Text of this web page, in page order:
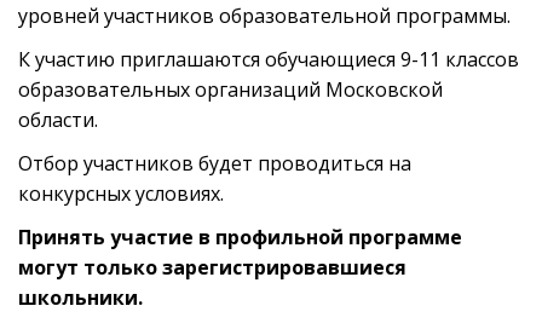
уровней участников образовательной программы.
К участию приглашаются обучающиеся 9-11 классов
образовательных организаций Московской
области.
Отбор участников будет проводиться на
конкурсных условиях.
Принять участие в профильной программе
могут только зарегистрировавшиеся
школьники.